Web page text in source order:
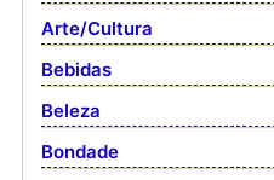
Arte/Cultura
Bebidas
Beleza
Bondade